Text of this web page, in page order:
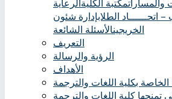
مكتبة الكليةالرعاية
اتحــــــاد الطلابإدارة شئون
الخريجينالأسئلة الشائعة
التعريف
الرؤية والرسالة
الأهداف
الخاصة بكلية اللغات والترجمة
تمنحها كلية اللغات والترجمة